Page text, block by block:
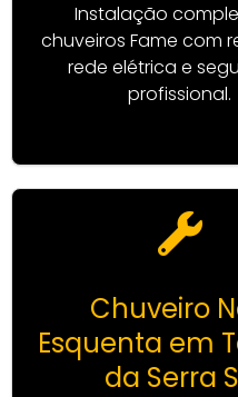
Instalação
chuveiros Fame com
rede elétrica e
profissional.
Chuveiro
Esquenta em
da Serra